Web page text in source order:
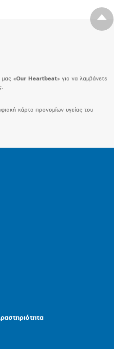
μας «Our Heartbeat» για να λαμβάνετε
κάρτα προνομίων υγείας του